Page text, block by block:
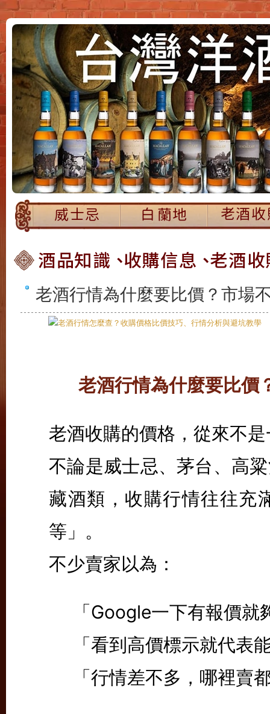
老酒行情為什麼要比價？市場
老酒行情為什麼要比價
老酒收購的價格，從來不
不論是威士忌、茅台、高
藏酒類，收購行情往往充
等」。
不少賣家以為：
「Google一下有報價就
「看到高價標示就代表
「行情差不多，哪裡賣